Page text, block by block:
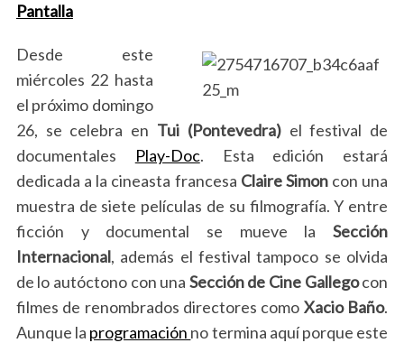
Pantalla
Desde este
miércoles 22 hasta
el próximo domingo
26, se celebra en Tui (Pontevedra)el festival de
documentales
Play-Doc. Esta edición estará
dedicada a la cineasta francesa Claire Simoncon una
muestra de siete películas de su filmografía. Y entre
ficción y documental se mueve laSección
Internacional, además el festival tampoco se olvida
de lo autóctono con una Sección de Cine Gallegocon
filmes de renombrados directores como Xacio Baño.
Aunque la programación no termina aquí porque este